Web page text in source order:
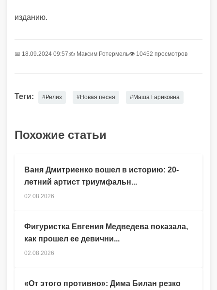
изданию.
📅 18.09.2024 09:57✍️ Максим Ротермель👁 10452 просмотров
Теги: #Релиз #Новая песня #Маша Гариковна
Похожие статьи
Ваня Дмитриенко вошел в историю: 20-
летний артист триумфальн...
02.08.2026
Фигуристка Евгения Медведева показала,
как прошел ее девични...
02.08.2026
«От этого противно»: Дима Билан резко